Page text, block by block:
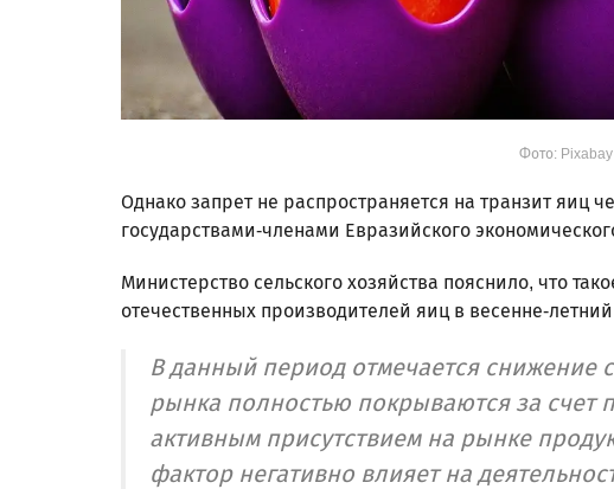
Фото: Pixabay
Однако запрет не распространяется на транзит яиц
государствами-членами Евразийского
Министерство сельского хозяйства пояснило, что
отечественных производителей яиц в весенне-
В данный период отмечается снижение
рынка полностью покрываются за
активным присутствием на рынке
фактор негативно влияет на